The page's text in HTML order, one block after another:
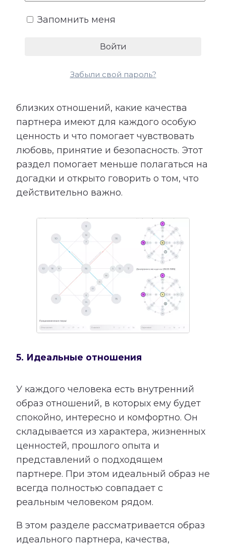
потребности произносятся вслух,
становится причиной обид и
Расшифровка показывает, чего
близких отношений, какие качества
партнера имеют для каждого особую
ценность и что помогает чувствовать
любовь, принятие и безопасность. Этот
раздел помогает меньше полагаться на
догадки и открыто говорить о том, что
действительно важно.
5. Идеальные отношения
У каждого человека есть внутренний
образ отношений, в которых ему будет
спокойно, интересно и комфортно. Он
складывается из характера, жизненных
ценностей, прошлого опыта и
представлений о подходящем
партнере. При этом идеальный образ не
всегда полностью совпадает с
реальным человеком рядом.
В этом разделе рассматривается образ
идеального партнера, качества,
Запомнить меня
Забыли свой пароль?